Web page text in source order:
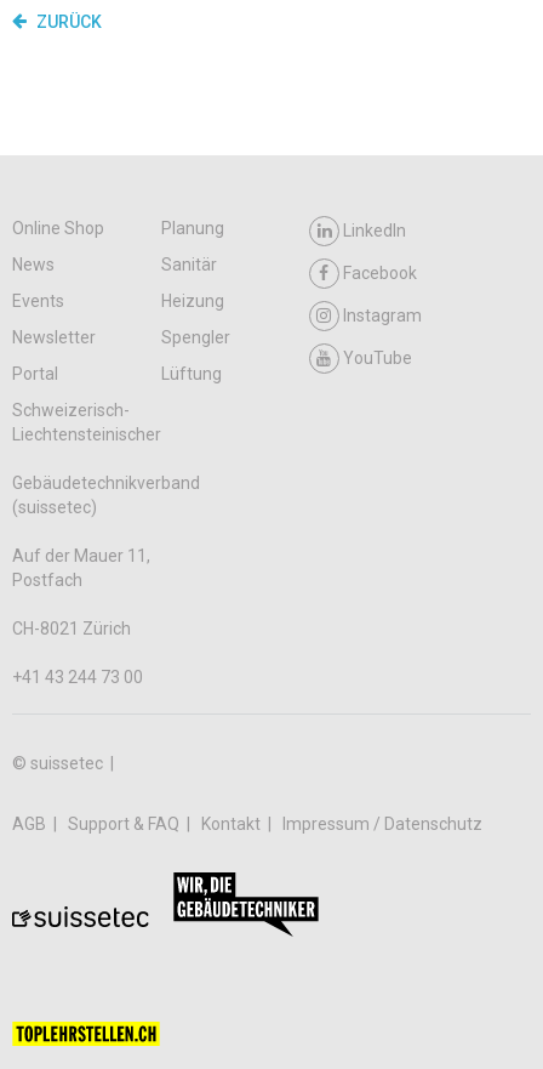
ZURÜCK
Online Shop
Planung
News
Sanitär
Events
Heizung
Newsletter
Spengler
Portal
Lüftung
LinkedIn
Facebook
Instagram
YouTube
Schweizerisch-
Liechtensteinischer
Gebäudetechnikverband
(suissetec)
Auf der Mauer 11,
Postfach
CH-8021 Zürich
+41 43 244 73 00
© suissetec |
AGB Support & FAQ Kontakt Impressum / Datenschutz